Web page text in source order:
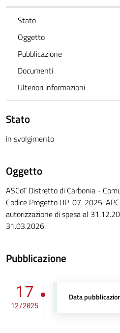
Stato
Oggetto
Pubblicazione
Documenti
Ulteriori informazioni
Stato
in svolgimento
Oggetto
ASCoT Distretto di Carbonia -
Codice Progetto UP-07-2025-
autorizzazione di spesa al
31.03.2026.
Pubblicazione
17
12/2025
Data